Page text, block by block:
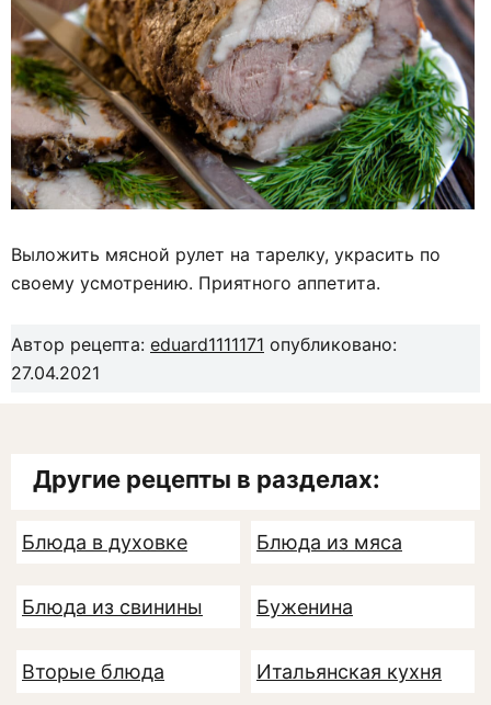
Выложить мясной рулет на тарелку, украсить по
своему усмотрению. Приятного аппетита.
Автор рецепта: eduard1111171 опубликовано:
27.04.2021
Другие рецепты в разделах:
Блюда в духовке Блюда из мяса
Блюда из свинины Буженина
Вторые блюда Итальянская кухня